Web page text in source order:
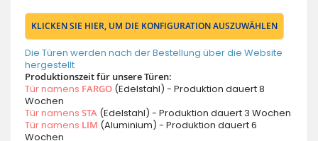
KLICKEN SIE HIER, UM DIE KONFIGURATION AUSZUWÄHLEN
Die Türen werden nach der Bestellung über die Website
hergestellt
Produktionszeit für unsere Türen:
Tür namens FARGO (Edelstahl) - Produktion dauert 8
Wochen
Tür namens STA (Edelstahl) - Produktion dauert 3 Wochen
Tür namens LIM (Aluminium) - Produktion dauert 6
Wochen